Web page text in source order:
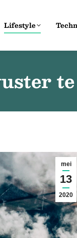
Lifestyle
mei
13
2020